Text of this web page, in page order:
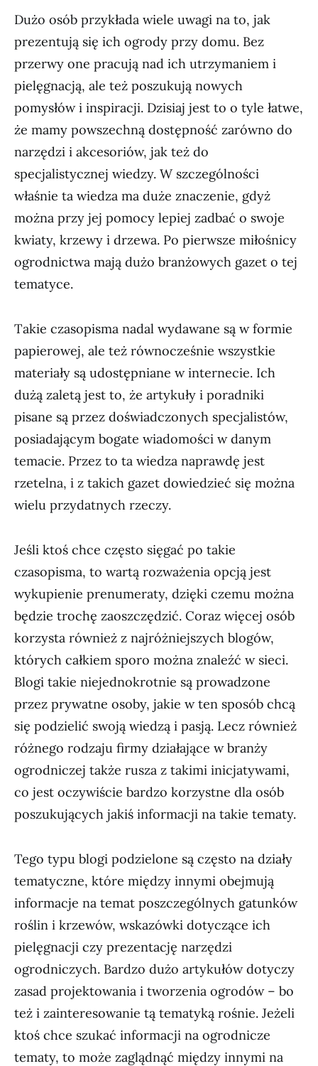
Dużo osób przykłada wiele uwagi na to, jak
prezentują się ich ogrody przy domu. Bez
przerwy one pracują nad ich utrzymaniem i
pielęgnacją, ale też poszukują nowych
pomysłów i inspiracji. Dzisiaj jest to o tyle łatwe,
że mamy powszechną dostępność zarówno do
narzędzi i akcesoriów, jak też do
specjalistycznej wiedzy. W szczególności
właśnie ta wiedza ma duże znaczenie, gdyż
można przy jej pomocy lepiej zadbać o swoje
kwiaty, krzewy i drzewa. Po pierwsze miłośnicy
ogrodnictwa mają dużo branżowych gazet o tej
tematyce.
Takie czasopisma nadal wydawane są w formie
papierowej, ale też równocześnie wszystkie
materiały są udostępniane w internecie. Ich
dużą zaletą jest to, że artykuły i poradniki
pisane są przez doświadczonych specjalistów,
posiadającym bogate wiadomości w danym
temacie. Przez to ta wiedza naprawdę jest
rzetelna, i z takich gazet dowiedzieć się można
wielu przydatnych rzeczy.
Jeśli ktoś chce często sięgać po takie
czasopisma, to wartą rozważenia opcją jest
wykupienie prenumeraty, dzięki czemu można
będzie trochę zaoszczędzić. Coraz więcej osób
korzysta również z najróżniejszych blogów,
których całkiem sporo można znaleźć w sieci.
Blogi takie niejednokrotnie są prowadzone
przez prywatne osoby, jakie w ten sposób chcą
się podzielić swoją wiedzą i pasją. Lecz również
różnego rodzaju firmy działające w branży
ogrodniczej także rusza z takimi inicjatywami,
co jest oczywiście bardzo korzystne dla osób
poszukujących jakiś informacji na takie tematy.
Tego typu blogi podzielone są często na działy
tematyczne, które między innymi obejmują
informacje na temat poszczególnych gatunków
roślin i krzewów, wskazówki dotyczące ich
pielęgnacji czy prezentację narzędzi
ogrodniczych. Bardzo dużo artykułów dotyczy
zasad projektowania i tworzenia ogrodów – bo
też i zainteresowanie tą tematyką rośnie. Jeżeli
ktoś chce szukać informacji na ogrodnicze
tematy, to może zaglądnąć między innymi na